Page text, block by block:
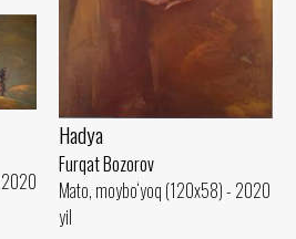
Hadya
Furqat Bozorov
Mato, moybo‘yoq (120x58) - 2020
yil